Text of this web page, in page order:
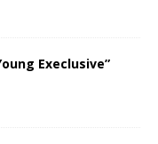
Execlusive”